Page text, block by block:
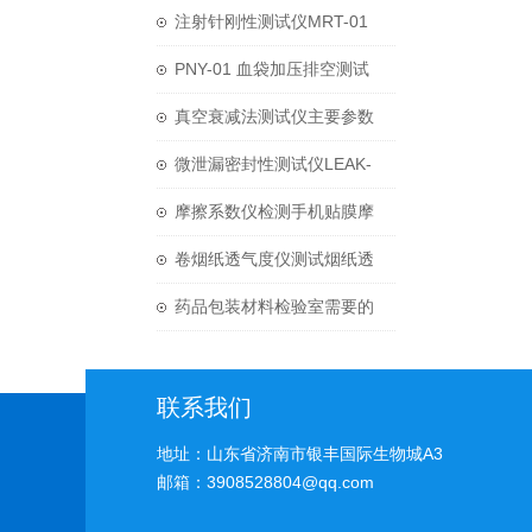
方法
主要参数
注射针刚性测试仪MRT-01
技术优势
PNY-01 血袋加压排空测试
仪试验方法
真空衰减法测试仪主要参数
微泄漏密封性测试仪LEAK-
M使用指南
摩擦系数仪检测手机贴膜摩
擦系数方法
卷烟纸透气度仪测试烟纸透
气性能方法
药品包装材料检验室需要的
联系我们
地址：山东省济南市银丰国际生物城A3
邮箱：3908528804@qq.com